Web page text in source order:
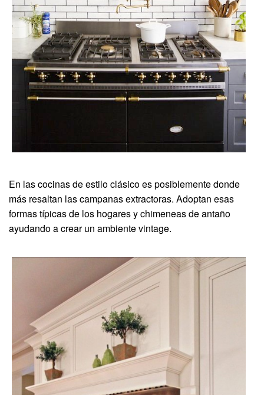
En las cocinas de estilo clásico es posiblemente donde
más resaltan las campanas extractoras. Adoptan esas
formas típicas de los hogares y chimeneas de antaño
ayudando a crear un ambiente vintage.